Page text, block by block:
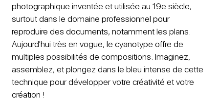
photographique inventée et utilisée au 19e siècle,
surtout dans le domaine professionnel pour
reproduire des documents, notamment les plans.
Aujourd'hui très en vogue, le cyanotype offre de
multiples possibilités de compositions. Imaginez,
assemblez, et plongez dans le bleu intense de cette
technique pour développer votre créativité et votre
création !